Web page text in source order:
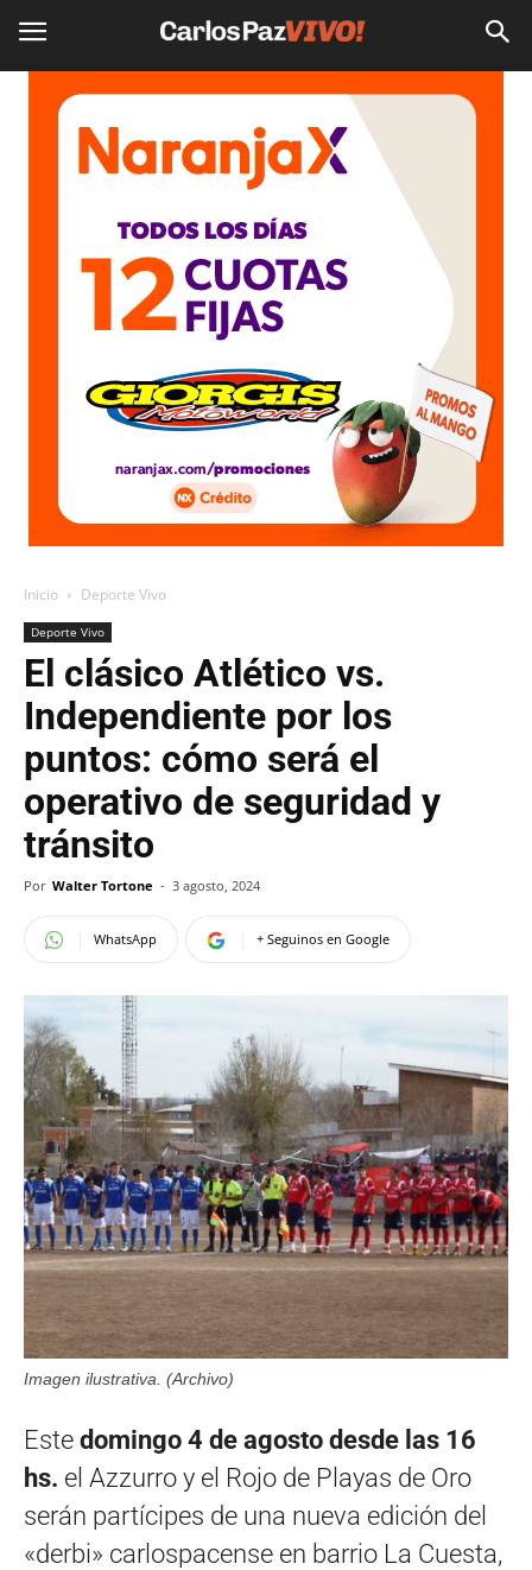
Inicio Deporte Vivo
Deporte Vivo
El clásico Atlético vs.
Independiente por los
puntos: cómo será el
operativo de seguridad y
tránsito
Por Walter Tortone - 3 agosto, 2024
WhatsApp + Seguinos en Google
Imagen ilustrativa. (Archivo)
Este domingo 4 de agosto desde las 16
hs. el Azzurro y el Rojo de Playas de Oro
serán partícipes de una nueva edición del
«derbi» carlospacense en barrio La Cuesta,